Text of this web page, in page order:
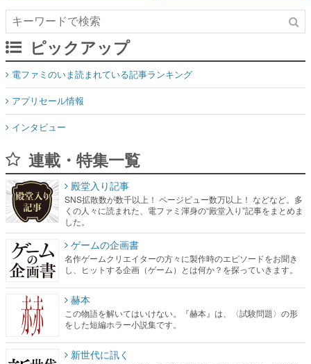
ピックアップ
電ファミのいま読まれている記事ランキング
アプリセール情報
インタビュー
連載・特集一覧
殿堂入り記事
SNS拡散数が数千以上！ ページビュー数万以上！ などなど。多
くの人々に読まれた、電ファミ渾身の“殿堂入り”記事をまとめま
した。
ゲームの企画書
名作ゲームクリエイターの方々に製作時のエピソードをお聞き
し、ヒットする企画（ゲーム）とは何か？を探っていきます。
赫本
この物語を解いてはいけない。『赫本』は、〈試験問題〉の形
をした短編ホラー小説集です。
新世代に訊く